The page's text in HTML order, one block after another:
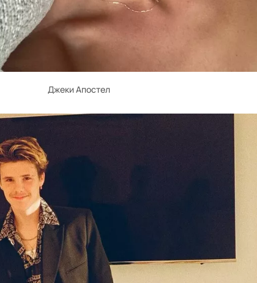
Джеки Апостел